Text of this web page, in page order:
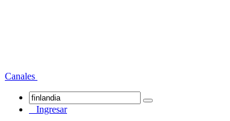
Canales
Ingresar